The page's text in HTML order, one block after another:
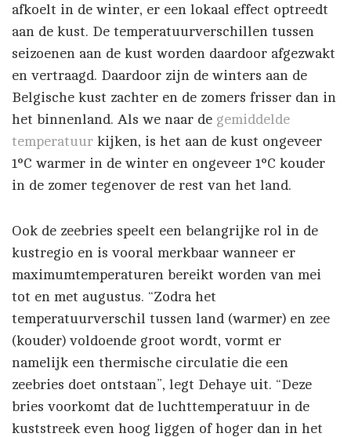
afkoelt in de winter, er een lokaal effect optreedt
aan de kust. De temperatuurverschillen tussen
seizoenen aan de kust worden daardoor afgezwakt
en vertraagd. Daardoor zijn de winters aan de
Belgische kust zachter en de zomers frisser dan in
het binnenland. Als we naar de gemiddelde
temperatuur kijken, is het aan de kust ongeveer
1°C warmer in de winter en ongeveer 1°C kouder
in de zomer tegenover de rest van het land.
Ook de zeebries speelt een belangrijke rol in de
kustregio en is vooral merkbaar wanneer er
maximumtemperaturen bereikt worden van mei
tot en met augustus. “Zodra het
temperatuurverschil tussen land (warmer) en zee
(kouder) voldoende groot wordt, vormt er
namelijk een thermische circulatie die een
zeebries doet ontstaan”, legt Dehaye uit. “Deze
bries voorkomt dat de luchttemperatuur in de
kuststreek even hoog liggen of hoger dan in het